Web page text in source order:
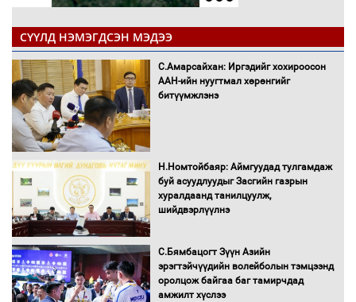
СҮҮЛД НЭМЭГДСЭН МЭДЭЭ
С.Амарсайхан: Иргэдийг хохироосон
ААН-ийн нуугтмал хөрөнгийг
битүүмжлэнэ
Н.Номтойбаяр: Аймгуудад тулгамдаж
буй асуудлуудыг Засгийн газрын
хуралдаанд танилцуулж,
шийдвэрлүүлнэ
С.Бямбацогт Зүүн Азийн
эрэгтэйчүүдийн волейболын тэмцээнд
оролцож байгаа баг тамирчдад
амжилт хүслээ